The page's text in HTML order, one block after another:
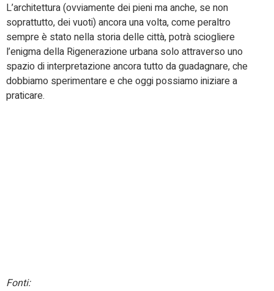
L’architettura (ovviamente dei pieni ma anche, se non
soprattutto, dei vuoti) ancora una volta, come peraltro
sempre è stato nella storia delle città, potrà sciogliere
l’enigma della Rigenerazione urbana solo attraverso uno
spazio di interpretazione ancora tutto da guadagnare, che
dobbiamo sperimentare e che oggi possiamo iniziare a
praticare.
Fonti: